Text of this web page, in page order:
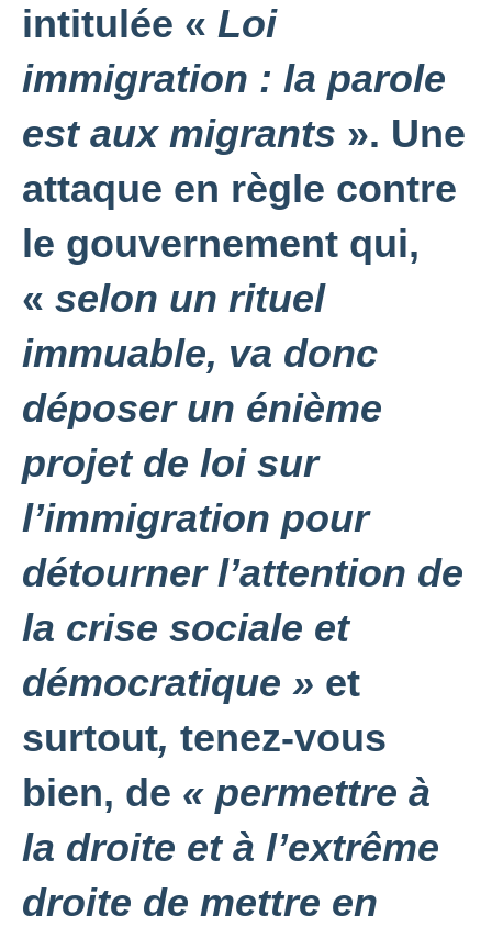
intitulée « Loi
immigration : la parole
est aux migrants ». Une
attaque en règle contre
le gouvernement qui,
« selon un rituel
immuable, va donc
déposer un énième
projet de loi sur
l’immigration pour
détourner l’attention de
la crise sociale et
démocratique » et
surtout, tenez-vous
bien, de « permettre à
la droite et à l’extrême
droite de mettre en